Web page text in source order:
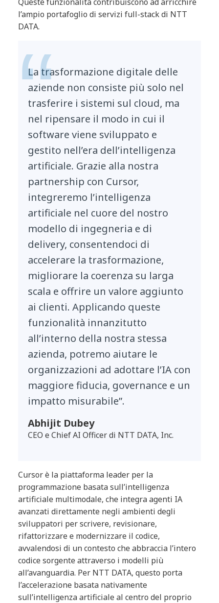
l’ampio portafoglio di servizi full-stack di NTT
DATA.
La trasformazione digitale delle
aziende non consiste più solo nel
trasferire i sistemi sul cloud, ma
nel ripensare il modo in cui il
software viene sviluppato e
gestito nell’era dell’intelligenza
artificiale. Grazie alla nostra
partnership con Cursor,
integreremo l’intelligenza
artificiale nel cuore del nostro
modello di ingegneria e di
delivery, consentendoci di
accelerare la trasformazione,
migliorare la coerenza su larga
scala e offrire un valore aggiunto
ai clienti. Applicando queste
funzionalità innanzitutto
all’interno della nostra stessa
azienda, potremo aiutare le
organizzazioni ad adottare l’IA con
maggiore fiducia, governance e un
impatto misurabile”.
Abhijit Dubey
CEO e Chief AI Officer di NTT DATA, Inc.
Cursor è la piattaforma leader per la
programmazione basata sull’intelligenza
artificiale multimodale, che integra agenti IA
avanzati direttamente negli ambienti degli
sviluppatori per scrivere, revisionare,
rifattorizzare e modernizzare il codice,
avvalendosi di un contesto che abbraccia l’intero
codice sorgente attraverso i modelli più
all’avanguardia. Per NTT DATA, questo porta
l’accelerazione basata nativamente
sull’intelligenza artificiale al centro del proprio